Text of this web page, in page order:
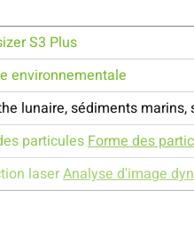
S3 Plus
environnementale
lunaire, sédiments
particulesForme des
laserAnalyse d'image